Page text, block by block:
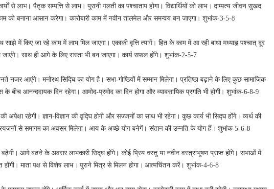
से लाभ। पैतृक सम्पत्ति से लाभ। पुरानी गलती का पश्चाताप होगा। विद्यार्थियों को लाभ। दाम्पत्य जीवन सुखद
को बनाना आसान करेगा। कारोबारी काम में नवीन तालमेल और समन्वय बन जाएगा। शुभांक-3-5-8
में किए जा रहे काम में लाभ मिल जाएगा। एकाकी वृत्ति त्यागें। हित के काम में आ रही बाधा मध्याह्न पश्चात् दूर
साथ ही आगे के लिए रास्ता भी बन जाएगा। कार्य सफल होंगे। शुभांक-2-5-7
नजर आएंगे। मनोरथ सिद्घि का योग है। सभा-गोष्ठियों में सम्मान मिलेगा। प्रतिष्ठा बढ़ाने के लिए कुछ सामाजिक
के बीच आनन्ददायक दिन रहेगा। आमोद-प्रमोद का दिन होगा और व्यावसायिक प्रगति भी होगी। शुभांक-6-8-9
रहेगी। ज्ञान-विज्ञान की वृद्घि होगी और सज्जनों का साथ भी रहेगा। कुछ कार्य भी सिद्घ होंगे। व्यर्थ की
से समागम का अवसर मिलेगा। आय के अच्छे योग बनेगें। संतान की उन्नति के योग हैं। शुभांक-5-6-8
आगे बढऩे के अवसर लाभकारी सिद्घ होंगे। कोई प्रिय वस्तु या नवीन वस्त्राभूषण प्राप्त होंगे। सभाओं में
होंगी। माता पक्ष से विशेष लाभ। पुराने मित्र से मिलन होगा। आत्मचिंतन करें। शुभांक-4-6-8